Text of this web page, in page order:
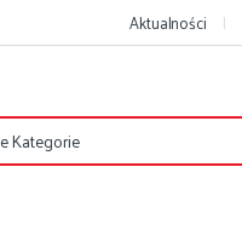
Aktualności